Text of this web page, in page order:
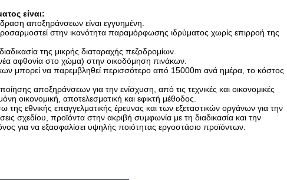
είναι:
αποξηράνσεων είναι εγγυημένη.
στην ικανότητα παραμόρφωσης ιδρύματος χωρίς επιρροή της
της μικρής διαταραχής πεζοδρομίων.
αφθονία στο χώμα) στην οικοδόμηση πινάκων.
μπορεί να παρεμβληθεί περισσότερο από 15000m ανά ημέρα, το κόστος
αποξηράνσεων για την ενίσχυση, από τις τεχνικές και οικονομικές
οικονομική, αποτελεσματική και εφικτή μέθοδος.
εθνικής επαγγελματικής έρευνας και των εξεταστικών οργάνων για την
σχεδίου, προϊόντα στην ακριβή συμφωνία με τη διαδικασία και την
για να εξασφαλίσει υψηλής ποιότητας εργοστάσιο προϊόντων.